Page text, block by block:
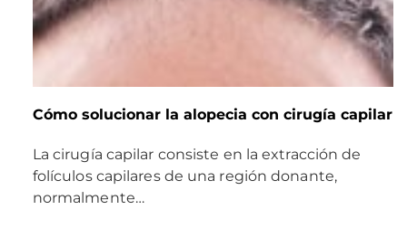
Cómo solucionar la alopecia con cirugía capilar
La cirugía capilar consiste en la extracción de
folículos capilares de una región donante,
normalmente…